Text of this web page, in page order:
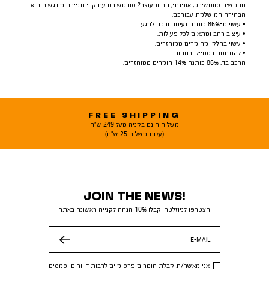
מחפשים סווטשירט, אופנתי, נוח ומעוצב? סוויטשירט עם קווי תפירה מודגשים הוא
הבחירה המושלמת עבורכם.
• עשוי מ-86% כותנה נעימה ורכה למגע.
• עיצוב רחב ומתאים לכל פעילות.
• עשוי בחלקו מחומרים ממוחזרים.
• להתחמם בסטייל ובנוחות.
הרכב בד: 86% כותנה 14% חומרים ממוחזרים.
FREE SHIPPING
משלוח חינם בקניה מעל 249 ש"ח
(עלות משלוח 25 ש"ח)
JOIN THE NEWS!
הצטרפו לניוזלטר וקבלו 10% הנחה לקנייה ראשונה באתר
E-MAIL
אני מאשר/ת קבלת חומרים פרסומיים לרבות דיוורים וסמסים